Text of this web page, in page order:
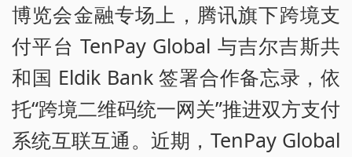
博览会金融专场上，腾讯旗下跨境支
付平台 TenPay Global 与吉尔吉斯共
和国 Eldik Bank 签署合作备忘录，依
托“跨境二维码统一网关”推进双方支付
系统互联互通。近期，TenPay Global